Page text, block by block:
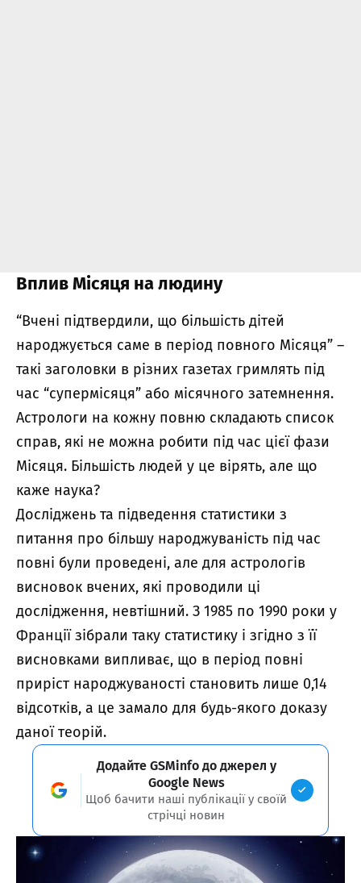
Вплив Місяця на людину
“Вчені підтвердили, що більшість дітей
народжується саме в період повного Місяця” –
такі заголовки в різних газетах гримлять під
час “супермісяця” або місячного затемнення.
Астрологи на кожну повню складають список
справ, які не можна робити під час цієї фази
Місяця. Більшість людей у ​​це вірять, але що
каже наука?
Досліджень та підведення статистики з
питання про більшу народжуваність під час
повні були проведені, але для астрологів
висновок вчених, які проводили ці
дослідження, невтішний. З 1985 по 1990 роки у
Франції зібрали таку статистику і згідно з її
висновками випливає, що в період повні
приріст народжуваності становить лише 0,14
відсотків, а це замало для будь-якого доказу
даної теорій.
Додайте GSMinfo до джерел у
Google News
Щоб бачити наші публікації у своїй
стрічці новин